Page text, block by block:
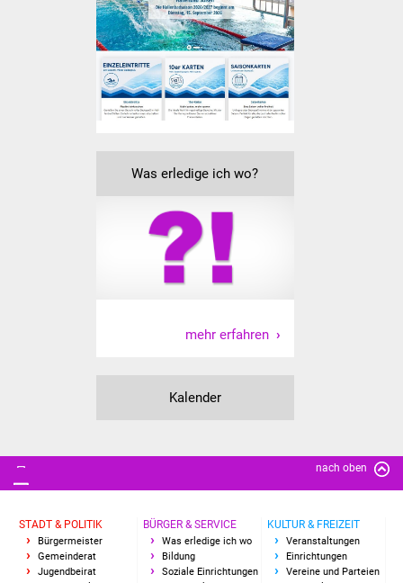
Erlebnisregion
Schwäbischer Albtrauf
Route der
Industriekultur
Senioren
Sommerwochen für
Ältere
Seniorenwohn- und
Familien
Schülerferienprogramm
Migration und Integration
Was erledige ich wo?
mehr erfahren
Kalender
nach oben
STADT & POLITIK
Bürgermeister
Gemeinderat
Jugendbeirat
BÜRGER & SERVICE
Was erledige ich wo
Bildung
Soziale Einrichtungen
KULTUR & FREIZEIT
Veranstaltungen
Einrichtungen
Vereine und Parteien